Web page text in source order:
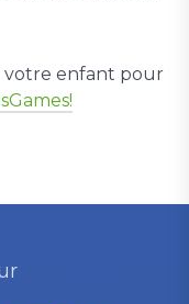
votre enfant pour